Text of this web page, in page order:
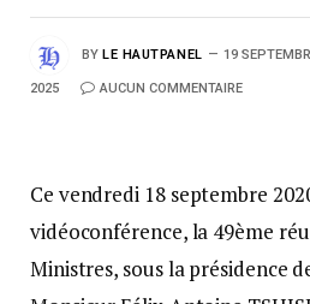
BY LE HAUTPANEL 19
2025 AUCUN COMMENTAIRE
Ce vendredi 18 septembre
vidéoconférence, la 49ème
Ministres, sous la présidence